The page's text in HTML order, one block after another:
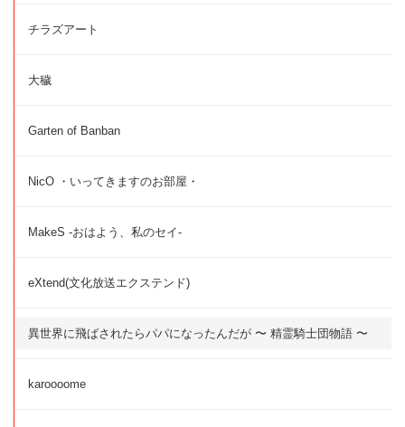
チラズアート
大穢
Garten of Banban
NicO ・いってきますのお部屋・
MakeS -おはよう、私のセイ-
eXtend(文化放送エクステンド)
異世界に飛ばされたらパパになったんだが 〜 精霊騎士団物語 〜
karoooome